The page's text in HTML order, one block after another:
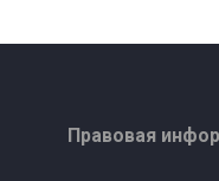
Правовая